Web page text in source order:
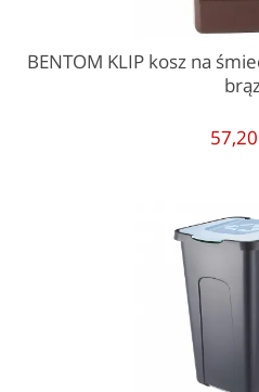
BENTOM KLIP kosz na
57,20